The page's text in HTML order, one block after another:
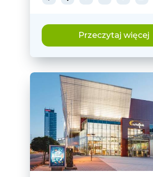
Przeczytaj więcej